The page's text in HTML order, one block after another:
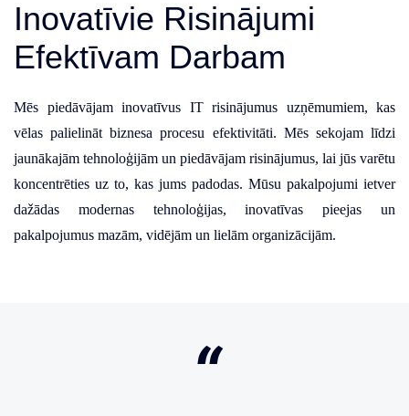
Inovatīvie Risinājumi
Efektīvam Darbam
Mēs piedāvājam inovatīvus IT risinājumus uzņēmumiem, kas
vēlas palielināt biznesa procesu efektivitāti. Mēs sekojam līdzi
jaunākajām tehnoloģijām un piedāvājam risinājumus, lai jūs varētu
koncentrēties uz to, kas jums padodas. Mūsu pakalpojumi ietver
dažādas modernas tehnoloģijas, inovatīvas pieejas un
pakalpojumus mazām, vidējām un lielām organizācijām.
“